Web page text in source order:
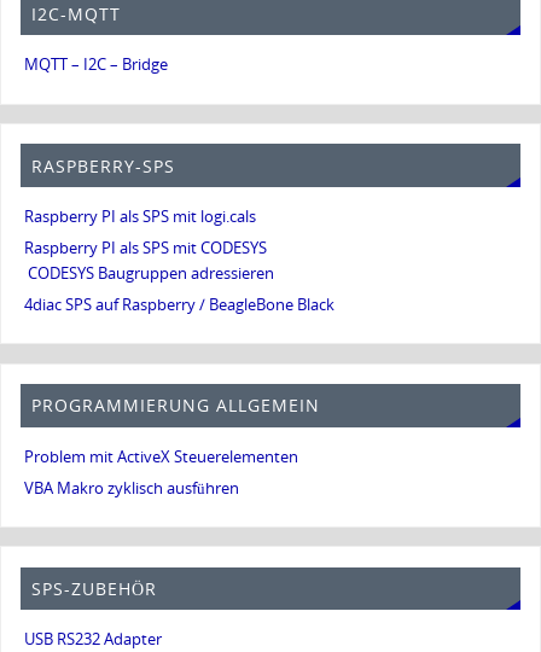
I2C-MQTT
MQTT – I2C – Bridge
RASPBERRY-SPS
Raspberry PI als SPS mit logi.cals
Raspberry PI als SPS mit CODESYS
CODESYS Baugruppen adressieren
4diac SPS auf Raspberry / BeagleBone Black
PROGRAMMIERUNG ALLGEMEIN
Problem mit ActiveX Steuerelementen
VBA Makro zyklisch ausführen
SPS-ZUBEHÖR
USB RS232 Adapter